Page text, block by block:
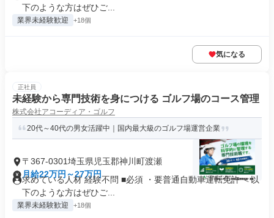
下のような方はぜひご...
業界未経験歓迎 +18個
気になる
正社員
未経験から専門技術を身につける ゴルフ場のコース管理
株式会社アコーディア・ゴルフ
20代～40代の男女活躍中｜国内最大級のゴルフ場運営企業
〒367-0301埼玉県児玉郡神川町渡瀬
月給22万円～27万円
求めている人材 経験不問 ■必須 ・要普通自動車運転免許 ＜以
下のような方はぜひご...
業界未経験歓迎 +18個